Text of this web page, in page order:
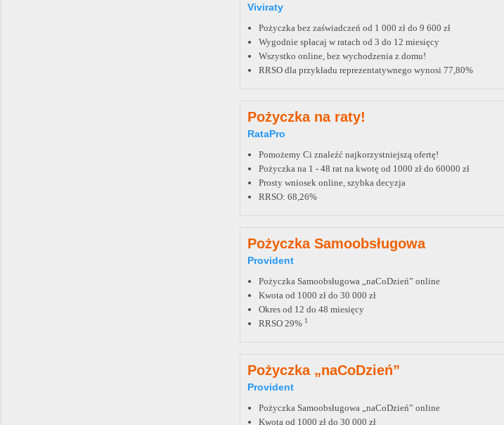
Viviraty
Pożyczka bez zaświadczeń od 1 000 zł do 9 600 zł
Wygodnie spłacaj w ratach od 3 do 12 miesięcy
Wszystko online, bez wychodzenia z domu!
RRSO dla przykładu reprezentatywnego wynosi 77,80%
Pożyczka na raty!
RataPro
Pomożemy Ci znaleźć najkorzystniejszą ofertę!
Pożyczka na 1 - 48 rat na kwotę od 1000 zł do 60000 zł
Prosty wniosek online, szybka decyzja
RRSO: 68,26%
Pożyczka Samoobsługowa
Provident
Pożyczka Samoobsługowa „naCoDzień” online
Kwota od 1000 zł do 30 000 zł
Okres od 12 do 48 miesięcy
RRSO 29% 1
Pożyczka „naCoDzień”
Provident
Pożyczka Samoobsługowa „naCoDzień” online
Kwota od 1000 zł do 30 000 zł